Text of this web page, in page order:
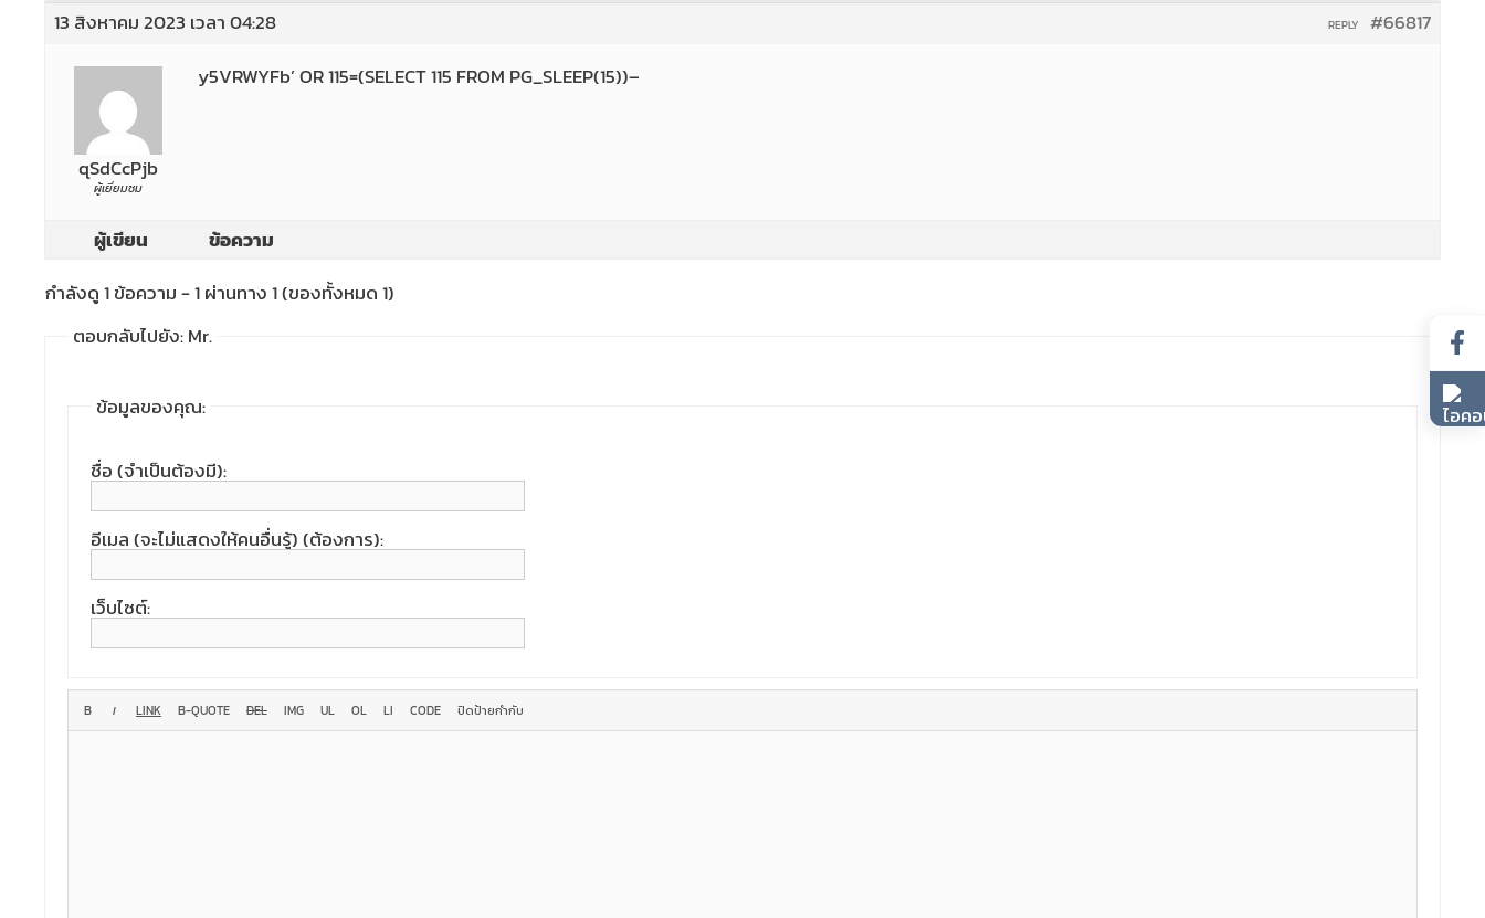
13 สิงหาคม 2023 เวลา 04:28
#66817
REPLY
qSdCcPjb
ผู้เยี่ยมชม
y5VRWYFb’ OR 115=(SELECT 115 FROM PG_SLEEP(15))–
ผู้เขียน
ข้อความ
กำลังดู 1 ข้อความ - 1 ผ่านทาง 1 (ของทั้งหมด 1)
ตอบกลับไปยัง: Mr.
ข้อมูลของคุณ:
ชื่อ (จำเป็นต้องมี):
อีเมล (จะไม่แสดงให้คนอื่นรู้) (ต้องการ):
เว็บไซต์: